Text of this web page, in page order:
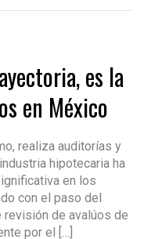
es la
en México
realiza auditorías y
hipotecaria ha
en los
con el paso del
de avalúos de
por el […]